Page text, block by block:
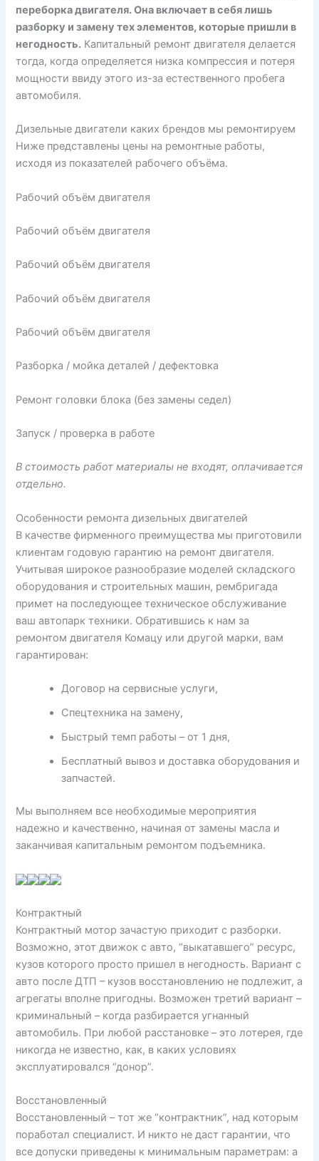
переборка двигателя. Она включает в себя лишь
разборку и замену тех элементов, которые пришли в
негодность. Капитальный ремонт двигателя делается
тогда, когда определяется низка компрессия и потеря
мощности ввиду этого из-за естественного пробега
автомобиля.
Дизельные двигатели каких брендов мы ремонтируем
Ниже представлены цены на ремонтные работы,
исходя из показателей рабочего объёма.
Рабочий объём двигателя
Рабочий объём двигателя
Рабочий объём двигателя
Рабочий объём двигателя
Рабочий объём двигателя
Разборка / мойка деталей / дефектовка
Ремонт головки блока (без замены седел)
Запуск / проверка в работе
В стоимость работ материалы не входят, оплачивается
отдельно.
Особенности ремонта дизельных двигателей
В качестве фирменного преимущества мы приготовили
клиентам годовую гарантию на ремонт двигателя.
Учитывая широкое разнообразие моделей складского
оборудования и строительных машин, рембригада
примет на последующее техническое обслуживание
ваш автопарк техники. Обратившись к нам за
ремонтом двигателя Комацу или другой марки, вам
гарантирован:
Договор на сервисные услуги,
Спецтехника на замену,
Быстрый темп работы – от 1 дня,
Бесплатный вывоз и доставка оборудования и
запчастей.
Мы выполняем все необходимые мероприятия
надежно и качественно, начиная от замены масла и
заканчивая капитальным ремонтом подъемника.
Контрактный
Контрактный мотор зачастую приходит с разборки.
Возможно, этот движок с авто, “выкатавшего” ресурс,
кузов которого просто пришел в негодность. Вариант с
авто после ДТП – кузов восстановлению не подлежит, а
агрегаты вполне пригодны. Возможен третий вариант –
криминальный – когда разбирается угнанный
автомобиль. При любой расстановке – это лотерея, где
никогда не известно, как, в каких условиях
эксплуатировался “донор”.
Восстановленный
Восстановленный – тот же “контрактник”, над которым
поработал специалист. И никто не даст гарантии, что
все допуски приведены к минимальным параметрам: а